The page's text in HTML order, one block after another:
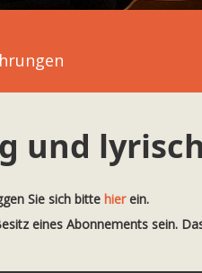
und
Sie sich bitte hierein.
eines Abonnements sein.